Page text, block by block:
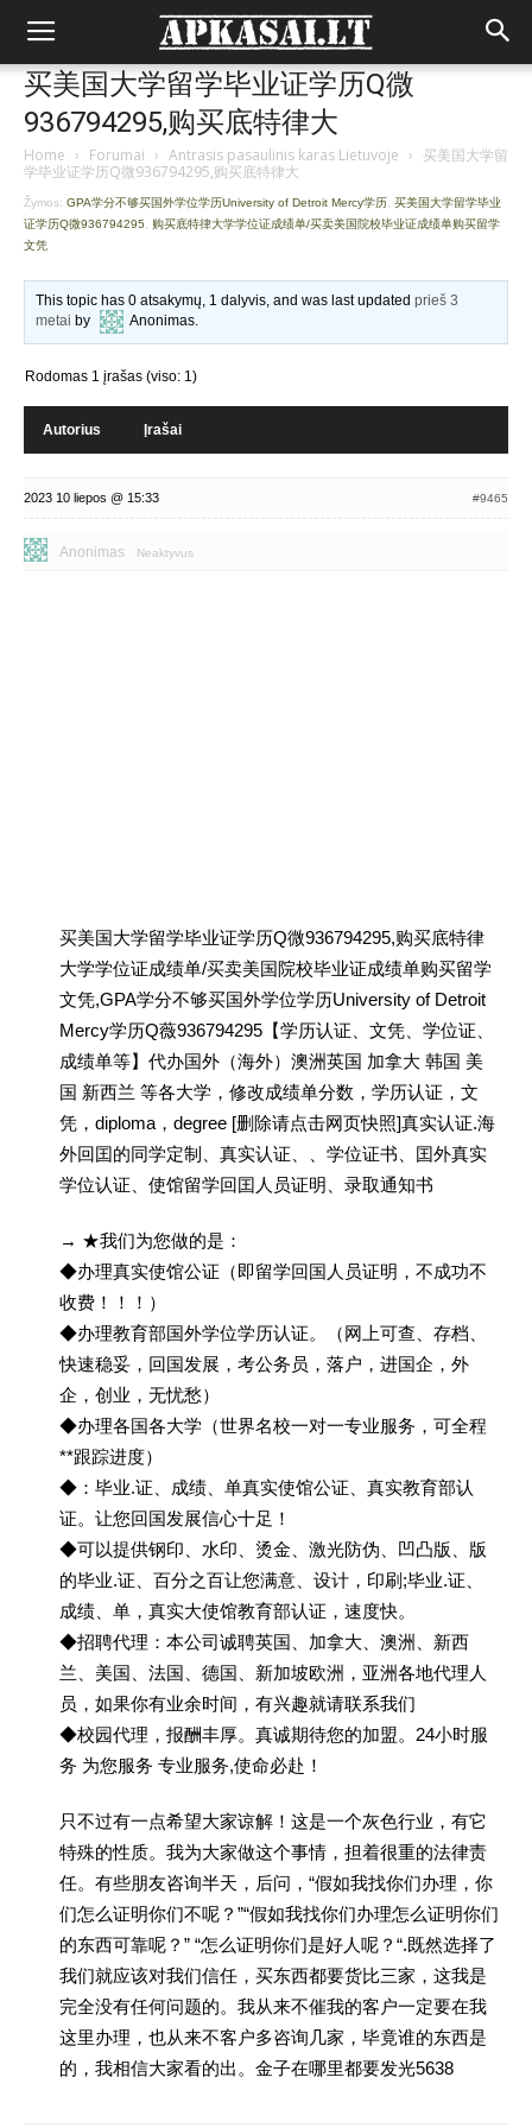
买美国大学留学毕业证学历Q微
936794295,购买底特律大
Home › Forumai › Antrasis pasaulinis karas Lietuvoje › 买美国大学留
学毕业证学历Q微936794295,购买底特律大
Žymos: GPA学分不够买国外学位学历University of Detroit Mercy学历 买美国大学留学毕业
证学历Q微936794295
购买底特律大学学位证成绩单/买卖美国院校毕业证成绩单购买留学
文凭
This topic has 0 atsakymų, 1 dalyvis, and was last updatedprieš 3
metai by Anonimas.
Rodomas 1 įrašas (viso: 1)
Autorius Įrašai
2023 10 liepos @ 15:33 #9465
Anonimas Neaktyvus
买美国大学留学毕业证学历Q微936794295,购买底特律
大学学位证成绩单/买卖美国院校毕业证成绩单购买留学
文凭,GPA学分不够买国外学位学历University of Detroit
Mercy学历Q薇936794295【学历认证、文凭、学位证、
成绩单等】代办国外（海外）澳洲英国 加拿大 韩国 美
国 新西兰 等各大学，修改成绩单分数，学历认证，文
凭，diploma，degree [删除请点击网页快照]真实认证.海
外回囯的同学定制、真实认证、、学位证书、囯外真实
学位认证、使馆留学回囯人员证明、录取通知书
→ ★我们为您做的是：
◆办理真实使馆公证（即留学回国人员证明，不成功不
收费！！！）
◆办理教育部国外学位学历认证。（网上可查、存档、
快速稳妥，回国发展，考公务员，落户，进国企，外
企，创业，无忧愁）
◆办理各国各大学（世界名校一对一专业服务，可全程
**跟踪进度）
◆：毕业.证、成绩、单真实使馆公证、真实教育部认
证。让您回国发展信心十足！
◆可以提供钢印、水印、烫金、激光防伪、凹凸版、版
的毕业.证、百分之百让您满意、设计，印刷;毕业.证、
成绩、单，真实大使馆教育部认证，速度快。
◆招聘代理：本公司诚聘英国、加拿大、澳洲、新西
兰、美国、法国、德国、新加坡欧洲，亚洲各地代理人
员，如果你有业余时间，有兴趣就请联系我们
◆校园代理，报酬丰厚。真诚期待您的加盟。24小时服
务 为您服务 专业服务,使命必赴！
只不过有一点希望大家谅解！这是一个灰色行业，有它
特殊的性质。我为大家做这个事情，担着很重的法律责
任。有些朋友咨询半天，后问，“假如我找你们办理，你
们怎么证明你们不呢？”“假如我找你们办理怎么证明你们
的东西可靠呢？” “怎么证明你们是好人呢？“.既然选择了
我们就应该对我们信任，买东西都要货比三家，这我是
完全没有任何问题的。我从来不催我的客户一定要在我
这里办理，也从来不客户多咨询几家，毕竟谁的东西是
的，我相信大家看的出。金子在哪里都要发光5638